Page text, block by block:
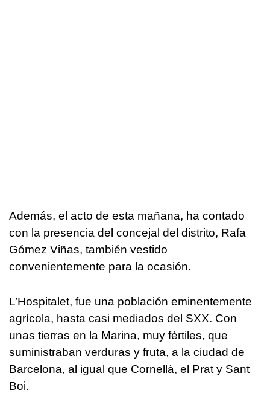
Además, el acto de esta mañana, ha contado
con la presencia del concejal del distrito, Rafa
Gómez Viñas, también vestido
convenientemente para la ocasión.
L’Hospitalet, fue una población eminentemente
agrícola, hasta casi mediados del SXX. Con
unas tierras en la Marina, muy fértiles, que
suministraban verduras y fruta, a la ciudad de
Barcelona, al igual que Cornellà, el Prat y Sant
Boi.